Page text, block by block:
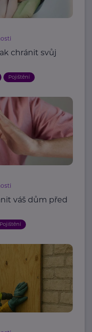
chránit svůj
Pojištění
váš dům před
Pojištění